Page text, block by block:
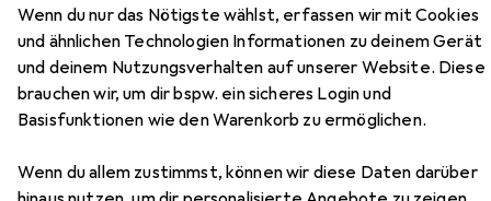
Wenn du nur das Nötigste wählst, erfassen wir mit Cookies
und ähnlichen Technologien Informationen zu deinem Gerät
und deinem Nutzungsverhalten auf unserer Website. Diese
brauchen wir, um dir bspw. ein sicheres Login und
Basisfunktionen wie den Warenkorb zu ermöglichen.
Wenn du allem zustimmst, können wir diese Daten darüber
WerkstarckMöbelgriffe ø 12 mm
Zubehör für Werkstarck